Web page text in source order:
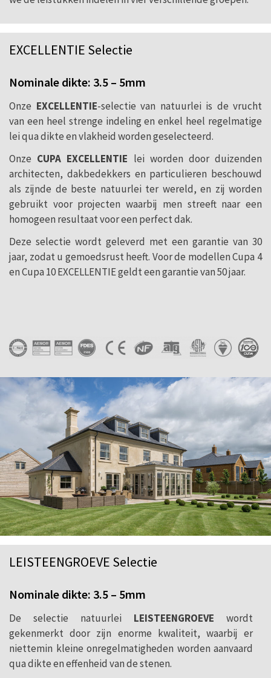
EXCELLENTIE Selectie
Nominale dikte: 3.5 – 5mm
Onze EXCELLENTIE-selectie van natuurlei is de vrucht
van een heel strenge indeling en enkel heel regelmatige
lei qua dikte en vlakheid worden geselecteerd.
Onze CUPA EXCELLENTIE lei worden door duizenden
architecten, dakbedekkers en particulieren beschouwd
als zijnde de beste natuurlei ter wereld, en zij worden
gebruikt voor projecten waarbij men streeft naar een
homogeen resultaat voor een perfect dak.
Deze selectie wordt geleverd met een garantie van 30
jaar, zodat u gemoedsrust heeft. Voor de modellen Cupa 4
en Cupa 10 EXCELLENTIE geldt een garantie van 50 jaar.
LEISTEENGROEVE Selectie
Nominale dikte: 3.5 – 5mm
De selectie natuurlei LEISTEENGROEVE wordt
gekenmerkt door zijn enorme kwaliteit, waarbij er
niettemin kleine onregelmatigheden worden aanvaard
qua dikte en effenheid van de stenen.